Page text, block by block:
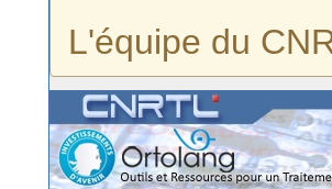
L'équipe du